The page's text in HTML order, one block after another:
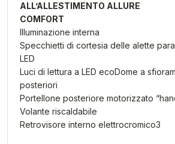
ALL’ALLESTIMENTO ALLURE
COMFORT
Illuminazione interna
Specchietti di cortesia delle alette
LED
Luci di lettura a LED ecoDome a
posteriori
Portellone posteriore motorizzato
Volante riscaldabile
Retrovisore interno elettrocromico3